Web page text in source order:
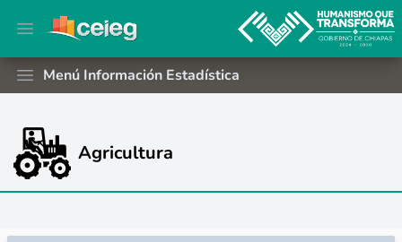
Open main menu
Open main menu
Menú Información Estadística
Agricultura